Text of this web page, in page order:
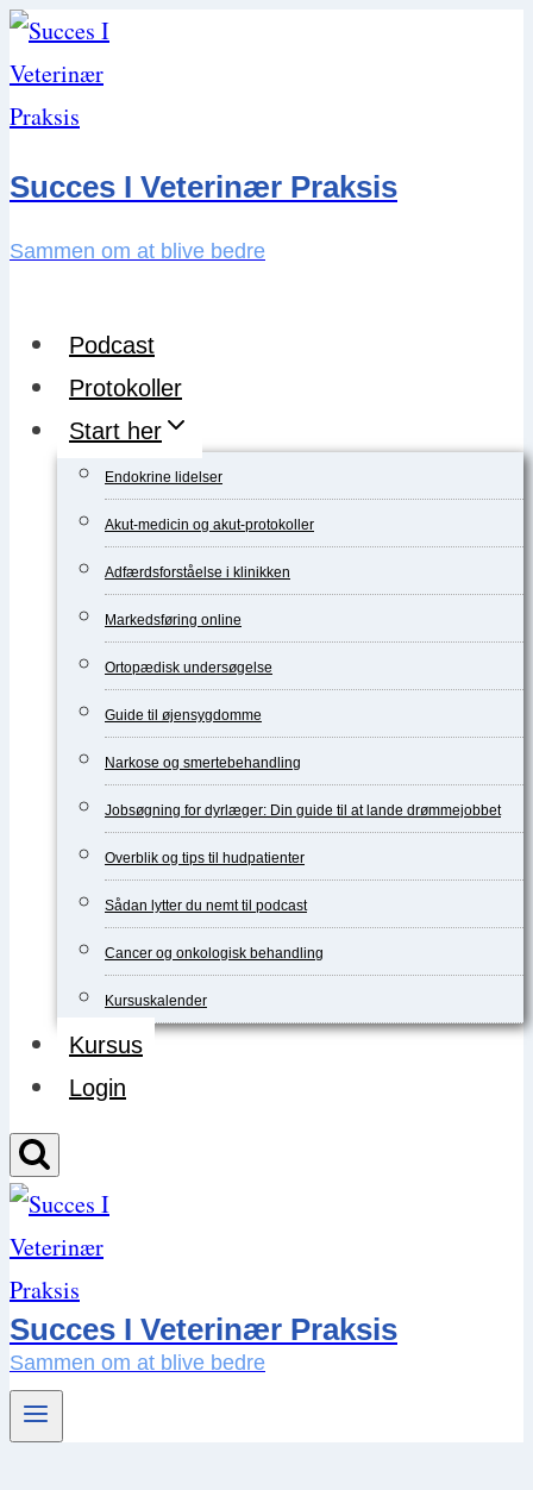
Skip
to
content
Succes I Veterinær Praksis
Sammen om at blive bedre
Podcast
Protokoller
Start her
Endokrine lidelser
Akut-medicin og akut-protokoller
Adfærdsforståelse i klinikken
Markedsføring online
Ortopædisk undersøgelse
Guide til øjensygdomme
Narkose og smertebehandling
Jobsøgning for dyrlæger: Din guide til at lande drømmejobbet
Overblik og tips til hudpatienter
Sådan lytter du nemt til podcast
Cancer og onkologisk behandling
Kursuskalender
Kursus
Login
Succes I Veterinær Praksis
Sammen om at blive bedre